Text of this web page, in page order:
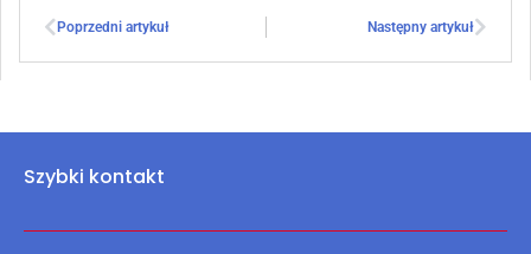
Poprzedni artykuł Następny artykuł
Szybki kontakt